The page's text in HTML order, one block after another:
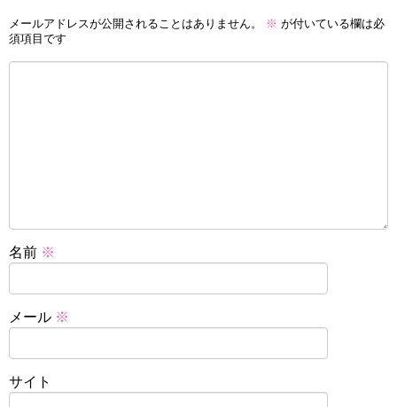
メールアドレスが公開されることはありません。 ※ が付いている欄は必
須項目です
名前 ※
メール ※
サイト